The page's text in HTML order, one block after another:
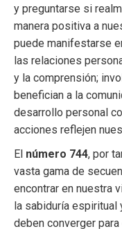
y preguntarse si
manera positiva a
puede manifestarse
las relaciones
y la comprensión;
benefician a la
desarrollo personal
acciones reflejen
El número 744, por
vasta gama de
encontrar en nuestra
la sabiduría espiritual
deben converger